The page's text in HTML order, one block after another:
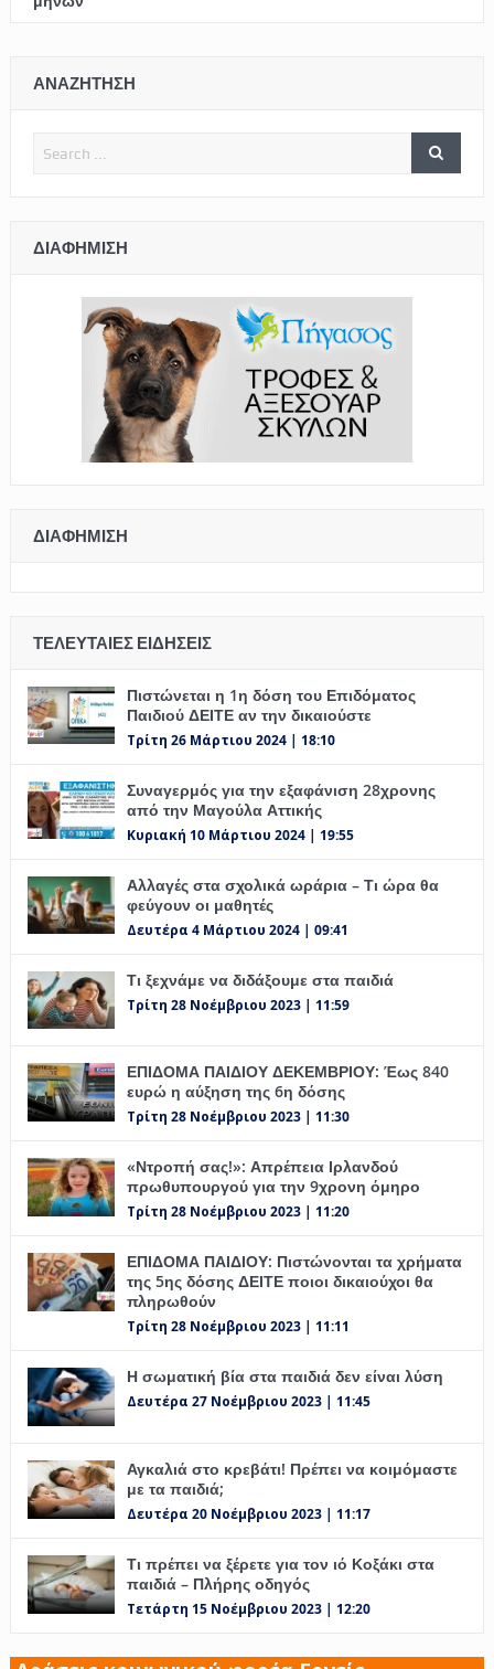
ΑΝΑΖΗΤΗΣΗ
ΔΙΑΦΉΜΙΣΗ
ΔΙΑΦΉΜΙΣΗ
ΤΕΛΕΥΤΑΊΕΣ ΕΙΔΉΣΕΙΣ
Πιστώνεται η 1η δόση του Επιδόματος
Παιδιού ΔΕΙΤΕ αν την δικαιούστε
Τρίτη 26 Μάρτιου 2024 | 18:10
Συναγερμός για την εξαφάνιση 28χρονης
από την Μαγούλα Αττικής
Κυριακή 10 Μάρτιου 2024 | 19:55
Αλλαγές στα σχολικά ωράρια – Τι ώρα θα
φεύγουν οι μαθητές
Δευτέρα 4 Μάρτιου 2024 | 09:41
Τι ξεχνάμε να διδάξουμε στα παιδιά
Τρίτη 28 Νοέμβριου 2023 | 11:59
ΕΠΙΔΟΜΑ ΠΑΙΔΙΟΥ ΔΕΚΕΜΒΡΙΟΥ: Έως 840
ευρώ η αύξηση της 6η δόσης
Τρίτη 28 Νοέμβριου 2023 | 11:30
«Ντροπή σας!»: Απρέπεια Ιρλανδού
πρωθυπουργού για την 9χρονη όμηρο
Τρίτη 28 Νοέμβριου 2023 | 11:20
ΕΠΙΔΟΜΑ ΠΑΙΔΙΟΥ: Πιστώνονται τα χρήματα
της 5ης δόσης ΔΕΙΤΕ ποιοι δικαιούχοι θα
πληρωθούν
Τρίτη 28 Νοέμβριου 2023 | 11:11
Η σωματική βία στα παιδιά δεν είναι λύση
Δευτέρα 27 Νοέμβριου 2023 | 11:45
Αγκαλιά στο κρεβάτι! Πρέπει να κοιμόμαστε
με τα παιδιά;
Δευτέρα 20 Νοέμβριου 2023 | 11:17
Τι πρέπει να ξέρετε για τον ιό Κοξάκι στα
παιδιά – Πλήρης οδηγός
Τετάρτη 15 Νοέμβριου 2023 | 12:20